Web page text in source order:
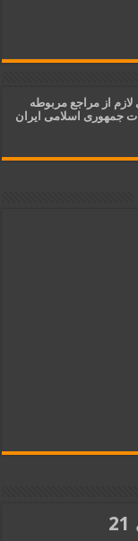
از مراجع مربوطه
جمهوری اسلامی ایران